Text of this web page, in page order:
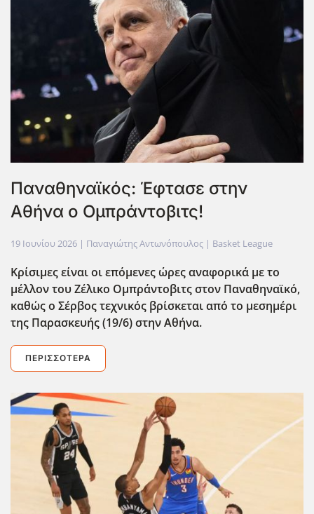
Παναθηναϊκός: Έφτασε στην
Αθήνα ο Ομπράντοβιτς!
19 Ιουνίου 2026 | Παναγιώτης Αντωνόπουλος | Basket League
Κρίσιμες είναι οι επόμενες ώρες αναφορικά με το
μέλλον του Ζέλικο Ομπράντοβιτς στον Παναθηναϊκό,
καθώς ο Σέρβος τεχνικός βρίσκεται από το μεσημέρι
της Παρασκευής (19/6) στην Αθήνα.
ΠΕΡΙΣΣΌΤΕΡΑ